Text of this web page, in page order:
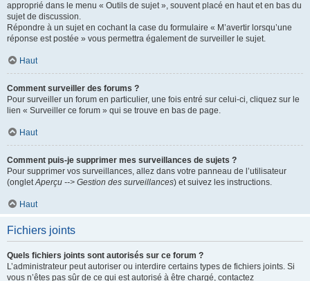
approprié dans le menu « Outils de sujet », souvent placé en haut et en bas du
sujet de discussion.
Répondre à un sujet en cochant la case du formulaire « M’avertir lorsqu’une
réponse est postée » vous permettra également de surveiller le sujet.
Haut
Comment surveiller des forums ?
Pour surveiller un forum en particulier, une fois entré sur celui-ci, cliquez sur le
lien « Surveiller ce forum » qui se trouve en bas de page.
Haut
Comment puis-je supprimer mes surveillances de sujets ?
Pour supprimer vos surveillances, allez dans votre panneau de l’utilisateur
(ongletAperçu --> Gestion des surveillances) et suivez les instructions.
Haut
Fichiers joints
Quels fichiers joints sont autorisés sur ce forum ?
L’administrateur peut autoriser ou interdire certains types de fichiers joints. Si
vous n’êtes pas sûr de ce qui est autorisé à être chargé, contactez